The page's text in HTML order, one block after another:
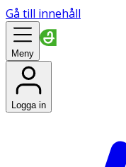
Gå till innehåll
Meny
Logga in